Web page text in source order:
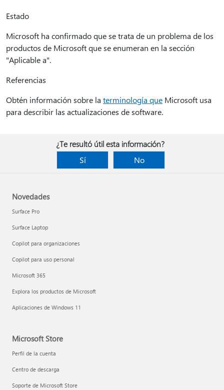
Estado
Microsoft ha confirmado que se trata de un problema de los
productos de Microsoft que se enumeran en la sección
"Aplicable a".
Referencias
Obtén información sobre la terminología que Microsoft usa
para describir las actualizaciones de software.
¿Te resultó útil esta información?
Sí
No
Novedades
Surface Pro
Surface Laptop
Copilot para organizaciones
Copilot para uso personal
Microsoft 365
Explora los productos de Microsoft
Aplicaciones de Windows 11
Microsoft Store
Perfil de la cuenta
Centro de descarga
Soporte de Microsoft Store